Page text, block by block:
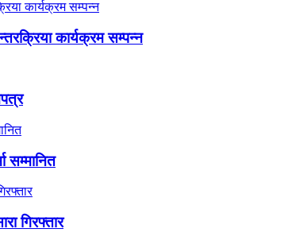
कार्यक्रम सम्पन्न
सम्मानित
गिरफ्तार